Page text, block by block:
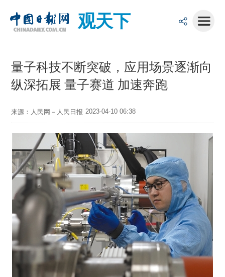
观天下
量子科技不断突破，应用场景逐渐向
纵深拓展 量子赛道 加速奔跑
来源：人民网－人民日报 2023-04-10 06:38